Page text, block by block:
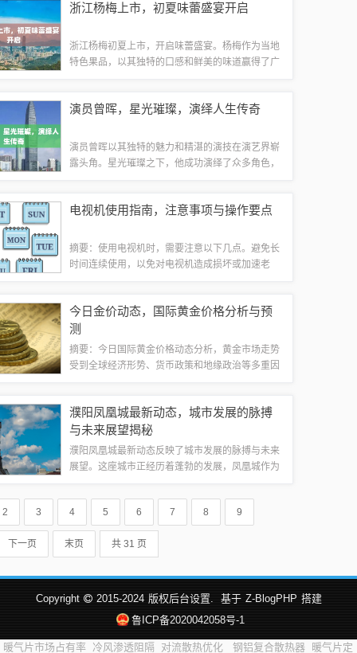
决争端。事件的具体细节和最新动态仍在不断更...
浙江杨梅上市，初夏味蕾盛宴开启
浙江杨梅初夏上市，开启味蕾盛宴。杨梅作为当地
特色果品，以其独特的口感和鲜美的味道赢得了广
的果香和无限的口感享受。随着夏季的到来，浙...
演员曾晖，星光璀璨，演绎人生传奇
演员曾晖以其独特的魅力和精湛的演技在演艺界崭
露头角。星光璀璨之下，他成功演绎了众多角色，
养。他的表演充满感染力，能够让观众沉浸在...
电视机使用指南，注意事项与操作要点
摘要：使用电视机时，需要注意以下几点。避免长
时间连续使用，以免对电视机造成损坏或加速老
的清洁和通风良好，避免灰尘和潮湿影响电视机...
今日金价动态，国际黄金价格分析与预
测
摘要：今日国际黄金价格动态分析，黄金市场走势
受到全球经济形势、货币政策和地缘政治等多重因
动走势，需关注后续变化。黄金，自古以来便...
濮阳凤凰城最新动态，城市发展的脉搏
与未来展望揭秘
濮阳凤凰城最新动态反映了城市发展的脉搏与未来
展望。这座城市正经历着蓬勃的发展，凤凰城作为
善、交通网络的优化、商业区的繁荣以及居民生活
品质的提升，都预示着濮阳凤凰城的美好未来...
2 3 4 5 6 7 8 9
下一页 末页 共 31 页
Copyright 2015-2024 版权后台设置. 基于 Z-BlogPHP 搭建
鲁ICP备2020042058号-1
暖气片市场占有率 冷风渗透阻隔 对流散热优化 钢铝复合散热器 暖气片定